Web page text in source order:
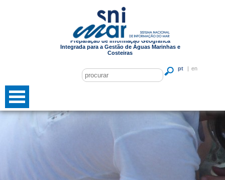
Preparação de Informação Geográfica
Integrada para a Gestão de Águas Marinhas e
Costeiras
pt | en